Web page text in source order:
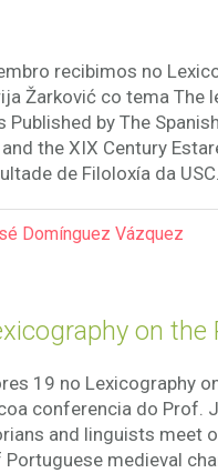
recibimos no
Žarković co tema The
Published by The
the XIX Century
de Filoloxía da
Domínguez Vázquez
on the
19 no Lexicography
conferencia do Prof.
and linguists meet
medieval